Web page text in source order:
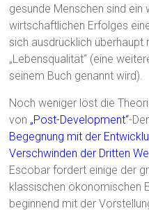
gesunde Menschen sind
wirtschaftlichen Erfolges
sich ausdrücklich
„Lebensqualität“ (eine
seinem Buch genannt wird).
Noch weniger löst die
von „Post-Development“-
Begegnung mit der
Verschwinden der Dritten
Escobar fordert einige der
klassischen ökonomischen
beginnend mit der